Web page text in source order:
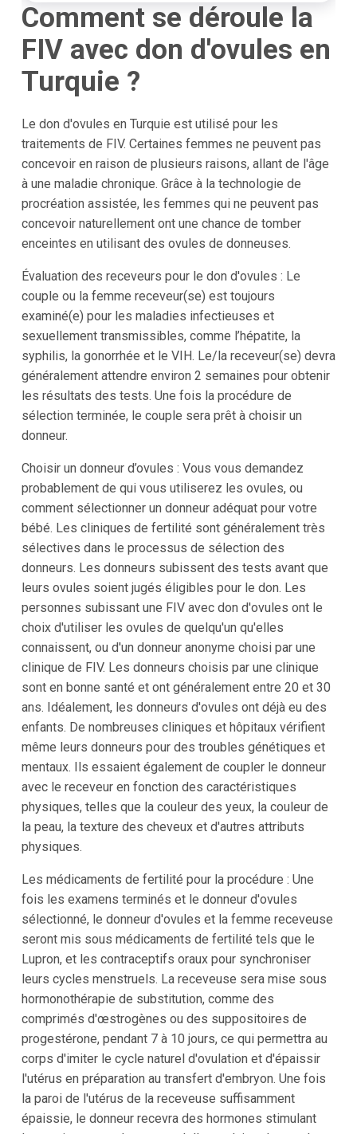
Comment se déroule la
FIV avec don d'ovules en
Turquie ?
Le don d'ovules en Turquie est utilisé pour les
traitements de FIV. Certaines femmes ne peuvent pas
concevoir en raison de plusieurs raisons, allant de l'âge
à une maladie chronique. Grâce à la technologie de
procréation assistée, les femmes qui ne peuvent pas
concevoir naturellement ont une chance de tomber
enceintes en utilisant des ovules de donneuses.
Évaluation des receveurs pour le don d'ovules : Le
couple ou la femme receveur(se) est toujours
examiné(e) pour les maladies infectieuses et
sexuellement transmissibles, comme l’hépatite, la
syphilis, la gonorrhée et le VIH. Le/la receveur(se) devra
généralement attendre environ 2 semaines pour obtenir
les résultats des tests. Une fois la procédure de
sélection terminée, le couple sera prêt à choisir un
donneur.
Choisir un donneur d’ovules : Vous vous demandez
probablement de qui vous utiliserez les ovules, ou
comment sélectionner un donneur adéquat pour votre
bébé. Les cliniques de fertilité sont généralement très
sélectives dans le processus de sélection des
donneurs. Les donneurs subissent des tests avant que
leurs ovules soient jugés éligibles pour le don. Les
personnes subissant une FIV avec don d'ovules ont le
choix d'utiliser les ovules de quelqu'un qu'elles
connaissent, ou d'un donneur anonyme choisi par une
clinique de FIV. Les donneurs choisis par une clinique
sont en bonne santé et ont généralement entre 20 et 30
ans. Idéalement, les donneurs d'ovules ont déjà eu des
enfants. De nombreuses cliniques et hôpitaux vérifient
même leurs donneurs pour des troubles génétiques et
mentaux. Ils essaient également de coupler le donneur
avec le receveur en fonction des caractéristiques
physiques, telles que la couleur des yeux, la couleur de
la peau, la texture des cheveux et d'autres attributs
physiques.
Les médicaments de fertilité pour la procédure : Une
fois les examens terminés et le donneur d'ovules
sélectionné, le donneur d'ovules et la femme receveuse
seront mis sous médicaments de fertilité tels que le
Lupron, et les contraceptifs oraux pour synchroniser
leurs cycles menstruels. La receveuse sera mise sous
hormonothérapie de substitution, comme des
comprimés d'œstrogènes ou des suppositoires de
progestérone, pendant 7 à 10 jours, ce qui permettra au
corps d'imiter le cycle naturel d'ovulation et d'épaissir
l'utérus en préparation au transfert d'embryon. Une fois
la paroi de l'utérus de la receveuse suffisamment
épaissie, le donneur recevra des hormones stimulant